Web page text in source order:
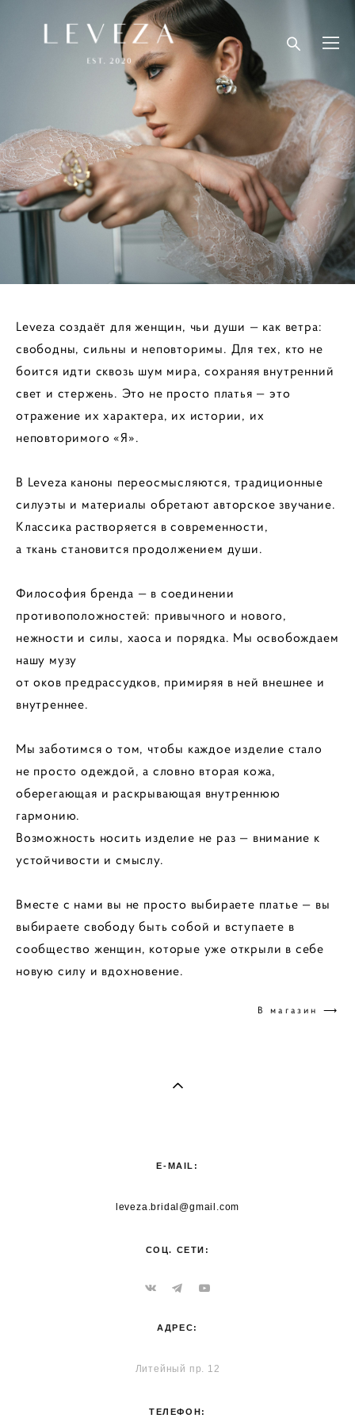
Leveza создаёт для женщин, чьи души — как ветра:
свободны, сильны и неповторимы. Для тех, кто не
боится идти сквозь шум мира, сохраняя внутренний
свет и стержень. Это не просто платья — это
отражение их характера, их истории, их
неповторимого «Я».
В Leveza каноны переосмысляются, традиционные
силуэты и материалы обретают авторское звучание.
Классика растворяется в современности,
а ткань становится продолжением души.
Философия бренда — в соединении
противоположностей: привычного и нового,
нежности и силы, хаоса и порядка. Мы освобождаем
нашу музу
от оков предрассудков, примиряя в ней внешнее и
внутреннее.
Мы заботимся о том, чтобы каждое изделие стало
не просто одеждой, а словно вторая кожа,
оберегающая и раскрывающая внутреннюю
гармонию.
Возможность носить изделие не раз — внимание к
устойчивости и смыслу.
Вместе с нами вы не просто выбираете платье — вы
выбираете свободу быть собой и вступаете в
сообщество женщин, которые уже открыли в себе
новую силу и вдохновение.
В магазин ⟶
E-MAIL:
leveza.bridal@gmail.com
СОЦ. СЕТИ:
АДРЕС:
Литейный пр. 12
ТЕЛЕФОН: